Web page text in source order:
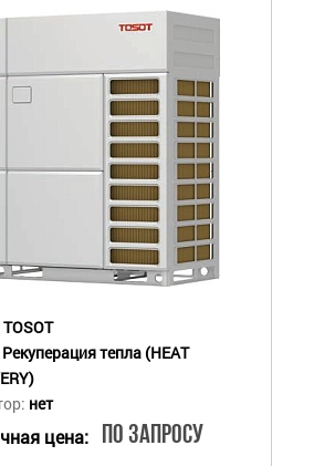
TOSOT
Рекуперация тепла (HEAT
нет
цена: По запросу